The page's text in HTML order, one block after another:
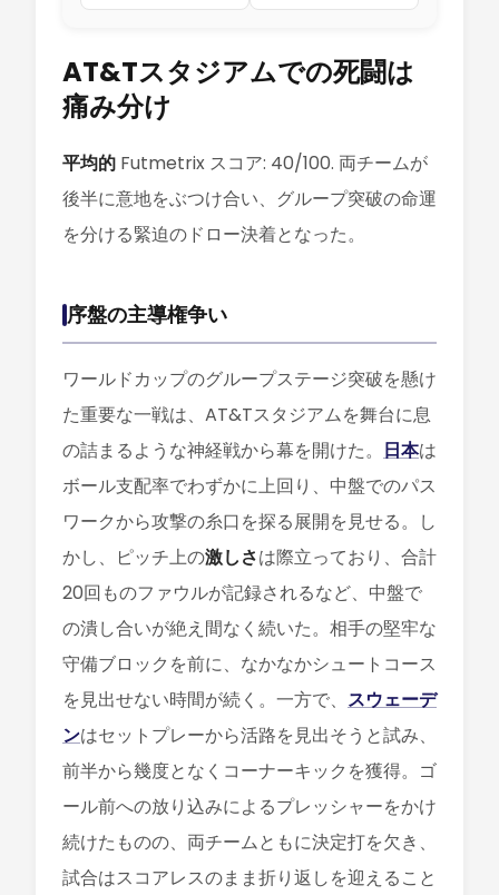
AT&Tスタジアムでの死闘は
痛み分け
平均的 Futmetrix スコア: 40/100. 両チームが
後半に意地をぶつけ合い、グループ突破の命運
を分ける緊迫のドロー決着となった。
序盤の主導権争い
ワールドカップのグループステージ突破を懸け
た重要な一戦は、AT&Tスタジアムを舞台に息
の詰まるような神経戦から幕を開けた。 日本は
ボール支配率でわずかに上回り、中盤でのパス
ワークから攻撃の糸口を探る展開を見せる。し
かし、ピッチ上の激しさは際立っており、合計
20回ものファウルが記録されるなど、中盤で
の潰し合いが絶え間なく続いた。相手の堅牢な
守備ブロックを前に、なかなかシュートコース
を見出せない時間が続く。一方で、 スウェーデ
ンはセットプレーから活路を見出そうと試み、
前半から幾度となくコーナーキックを獲得。ゴ
ール前への放り込みによるプレッシャーをかけ
続けたものの、両チームともに決定打を欠き、
試合はスコアレスのまま折り返しを迎えること